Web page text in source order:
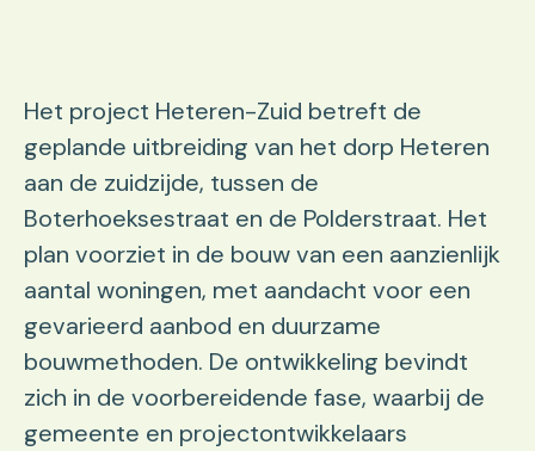
Het project Heteren-Zuid betreft de
geplande uitbreiding van het dorp Heteren
aan de zuidzijde, tussen de
Boterhoeksestraat en de Polderstraat. Het
plan voorziet in de bouw van een aanzienlijk
aantal woningen, met aandacht voor een
gevarieerd aanbod en duurzame
bouwmethoden. De ontwikkeling bevindt
zich in de voorbereidende fase, waarbij de
gemeente en projectontwikkelaars